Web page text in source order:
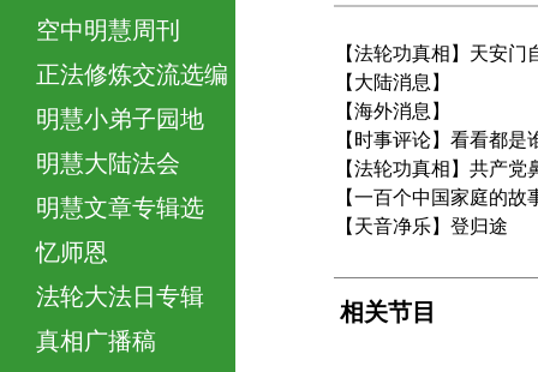
空中明慧周刊
正法修炼交流选编
明慧小弟子园地
明慧大陆法会
明慧文章专辑选
忆师恩
法轮大法日专辑
真相广播稿
【法轮功真相】天安
【大陆消息】
【海外消息】
【时事评论】看看都是
【法轮功真相】共产
【一百个中国家庭的
【天音净乐】登归途
相关节目